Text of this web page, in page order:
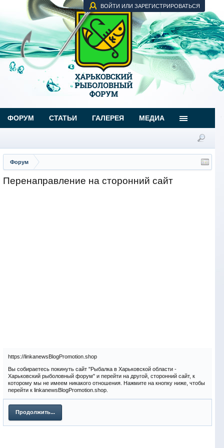
ВОЙТИ ИЛИ ЗАРЕГИСТРИРОВАТЬСЯ
Форум
Перенаправление на сторонний сайт
https://linkanewsBlogPromotion.shop
Вы собираетесь покинуть сайт "Рыбалка в Харьковской области -
Харьковский рыболовный форум" и перейти на другой, сторонний сайт, к
которому мы не имеем никакого отношения. Нажмите на кнопку ниже, чтобы
перейти к linkanewsBlogPromotion.shop.
Продолжить...
ФОРУМ СТАТЬИ ГАЛЕРЕЯ МЕДИА